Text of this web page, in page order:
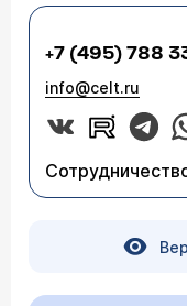
+7 (495) 788
info@celt.ru